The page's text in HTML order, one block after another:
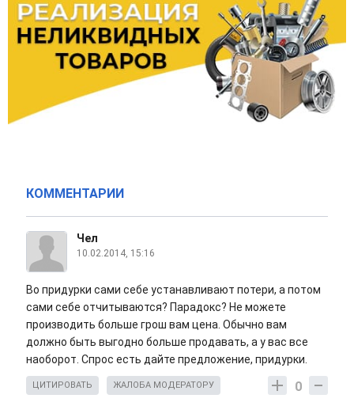
КОММЕНТАРИИ
Чел
10.02.2014, 15:16
Во придурки сами себе устанавливают потери, а потом
сами себе отчитываются? Парадокс? Не можете
производить больше грош вам цена. Обычно вам
должно быть выгодно больше продавать, а у вас все
наоборот. Спрос есть дайте предложение, придурки.
0
ЦИТИРОВАТЬ ЖАЛОБА МОДЕРАТОРУ